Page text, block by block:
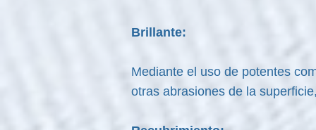
Brillante:
Mediante el uso de potentes
otras abrasiones de la